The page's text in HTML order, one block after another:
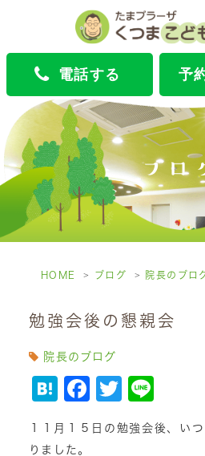
電話する 予
ブロ
HOME ブログ 院長のブロ
勉強会後の懇親会
院長のブログ
Hatena
１１月１５日の勉強会後、い
りました。